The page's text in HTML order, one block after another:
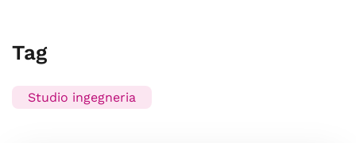
Tag
Studio ingegneria